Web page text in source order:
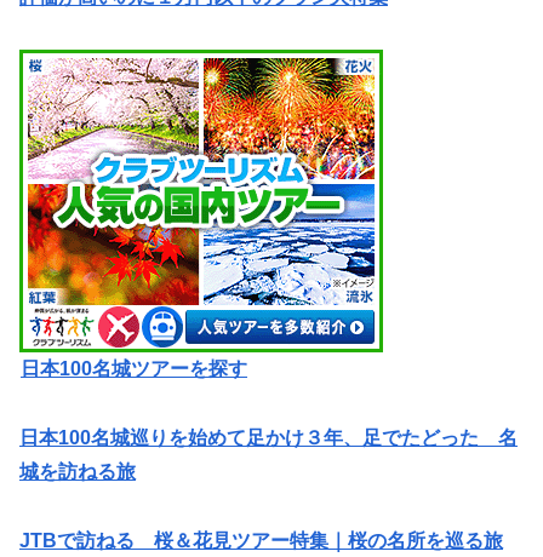
日本100名城ツアーを探す
日本100名城巡りを始めて足かけ３年、足でたどった 名
城を訪ねる旅
JTBで訪ねる 桜＆花見ツアー特集｜桜の名所を巡る旅